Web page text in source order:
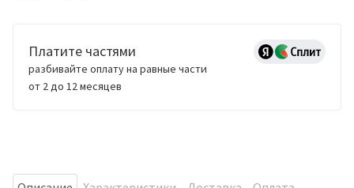
Платите частями
разбивайте оплату на равные части
от 2 до 12 месяцев